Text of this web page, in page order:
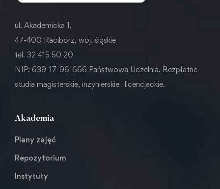
ul. Akademicka 1,
47-400 Racibórz, woj. śląskie
tel. 32 415 50 20
NIP: 639-17-96-666 Państwowa Uczelnia. Bezpłatne
studia magisterskie, inżynierskie i licencjackie.
Akademia
Plany zajęć
Repozytorium
Instytuty